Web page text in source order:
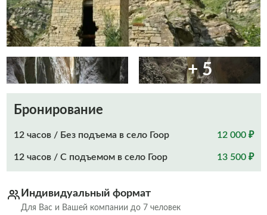
+ 5
Бронирование
12 часов / Без подъема в село Гоор 12 000 ₽
12 часов / С подъемом в село Гоор 13 500 ₽
Индивидуальный формат
Для Вас и Вашей компании до 7 человек